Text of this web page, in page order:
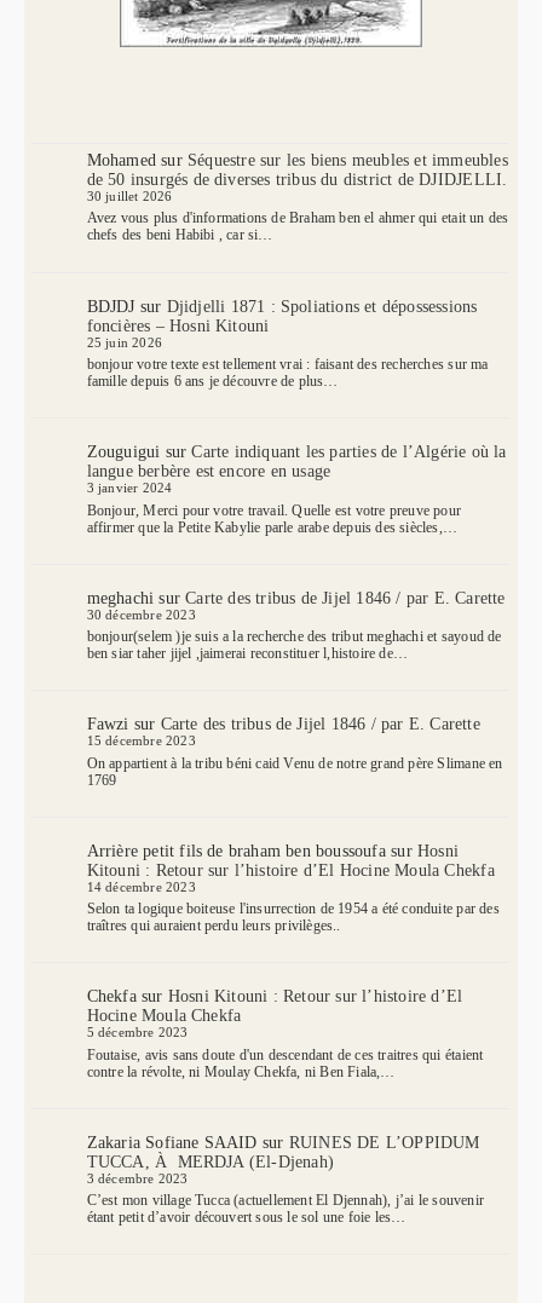
Mohamedsur Séquestre sur les biens meubles et immeubles
de 50 insurgés de diverses tribus du district de DJIDJELLI.
30 juillet 2026
Avez vous plus d'informations de Braham ben el ahmer qui etait un des
chefs des beni Habibi , car si…
BDJDJ sur Djidjelli 1871 : Spoliations et dépossessions
foncières – Hosni Kitouni
25 juin 2026
bonjour votre texte est tellement vrai : faisant des recherches sur ma
famille depuis 6 ans je découvre de plus…
Zouguigui surCarte indiquant les parties de l’Algérie où la
langue berbère est encore en usage
3 janvier 2024
Bonjour, Merci pour votre travail. Quelle est votre preuve pour
affirmer que la Petite Kabylie parle arabe depuis des siècles,…
meghachi surCarte des tribus de Jijel 1846 / par E. Carette
30 décembre 2023
bonjour(selem )je suis a la recherche des tribut meghachi et sayoud de
ben siar taher jijel ,jaimerai reconstituer l,histoire de…
Fawzi sur Carte des tribus de Jijel 1846 / par E. Carette
15 décembre 2023
On appartient à la tribu béni caid Venu de notre grand père Slimane en
1769
Arrière petit fils de braham ben boussoufasur Hosni
Kitouni : Retour sur l’histoire d’El Hocine Moula Chekfa
14 décembre 2023
Selon ta logique boiteuse l'insurrection de 1954 a été conduite par des
traîtres qui auraient perdu leurs privilèges..
Chekfasur Hosni Kitouni : Retour sur l’histoire d’El
Hocine Moula Chekfa
5 décembre 2023
Foutaise, avis sans doute d'un descendant de ces traitres qui étaient
contre la révolte, ni Moulay Chekfa, ni Ben Fiala,…
Zakaria Sofiane SAAID sur RUINES DE L’OPPIDUM
TUCCA, À MERDJA (El-Djenah)
3 décembre 2023
C’est mon village Tucca (actuellement El Djennah), j’ai le souvenir
étant petit d’avoir découvert sous le sol une foie les…